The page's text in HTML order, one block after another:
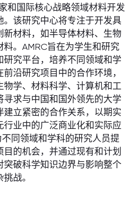
和国际核心战略领域材料开发
。该研究中心将专注于开发具
新材料，如半导体材料、生物
。AMRC旨在为学生和研究
研究平台，培养不同领域和学
沿研究项目中的合作环境，
物学、材料科学、计算机和工
寻求与中国和国外领先的大学
建立紧密的合作关系，以期实
行业中的广泛商业化和实际应
同领域和学科的研究人员提
的机会，并通过现有和计划
突破科学知识边界与影响整个
战。